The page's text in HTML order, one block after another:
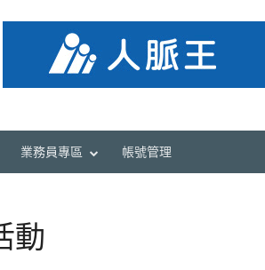
業務員專區 帳號管理
動